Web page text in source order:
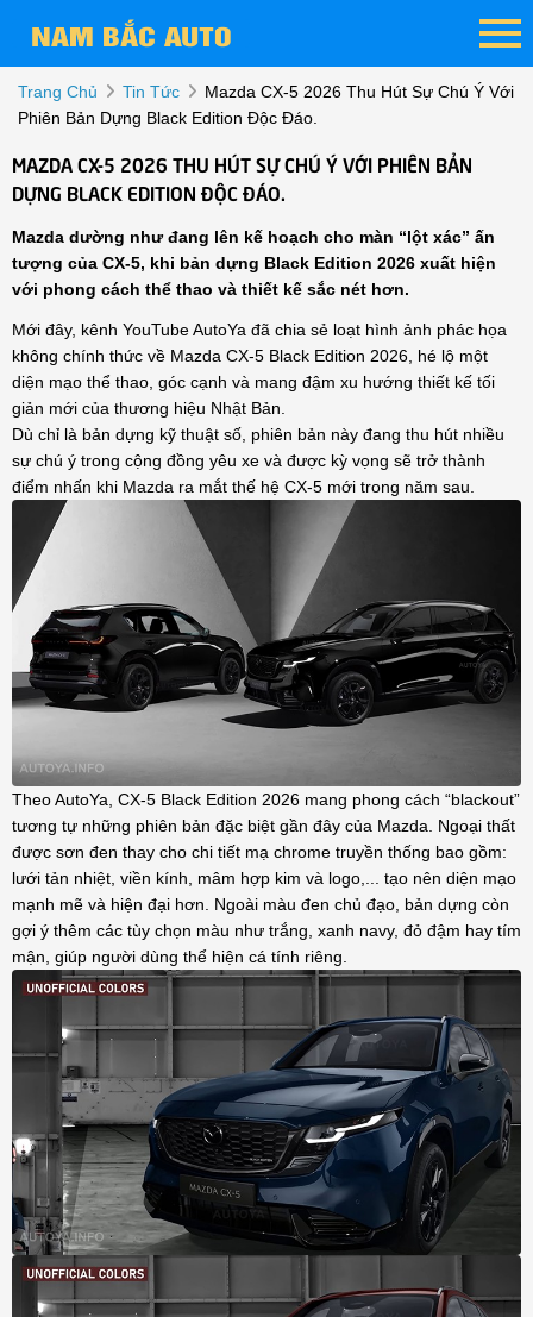
Trang Chủ Tin Tức
Mazda CX-5 2026 Thu Hút Sự Chú Ý Với
Phiên Bản Dựng Black Edition Độc Đáo.
MAZDA CX-5 2026 THU HÚT SỰ CHÚ Ý VỚI PHIÊN BẢN
DỰNG BLACK EDITION ĐỘC ĐÁO.
Mazda dường như đang lên kế hoạch cho màn “lột xác” ấn
tượng của CX-5, khi bản dựng Black Edition 2026 xuất hiện
với phong cách thể thao và thiết kế sắc nét hơn.
Mới đây, kênh YouTube AutoYa đã chia sẻ loạt hình ảnh phác họa
không chính thức về Mazda CX-5 Black Edition 2026, hé lộ một
diện mạo thể thao, góc cạnh và mang đậm xu hướng thiết kế tối
giản mới của thương hiệu Nhật Bản.
Dù chỉ là bản dựng kỹ thuật số, phiên bản này đang thu hút nhiều
sự chú ý trong cộng đồng yêu xe và được kỳ vọng sẽ trở thành
điểm nhấn khi Mazda ra mắt thế hệ CX-5 mới trong năm sau.
Theo AutoYa, CX-5 Black Edition 2026 mang phong cách “blackout”
tương tự những phiên bản đặc biệt gần đây của Mazda. Ngoại thất
được sơn đen thay cho chi tiết mạ chrome truyền thống bao gồm:
lưới tản nhiệt, viền kính, mâm hợp kim và logo,... tạo nên diện mạo
mạnh mẽ và hiện đại hơn. Ngoài màu đen chủ đạo, bản dựng còn
gợi ý thêm các tùy chọn màu như trắng, xanh navy, đỏ đậm hay tím
mận, giúp người dùng thể hiện cá tính riêng.